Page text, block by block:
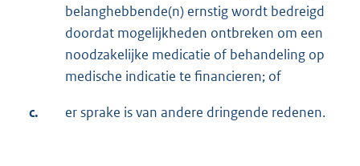
belanghebbende(n) ernstig wordt bedreigd
doordat mogelijkheden ontbreken om een
noodzakelijke medicatie of behandeling op
medische indicatie te financieren; of
c. er sprake is van andere dringende redenen.